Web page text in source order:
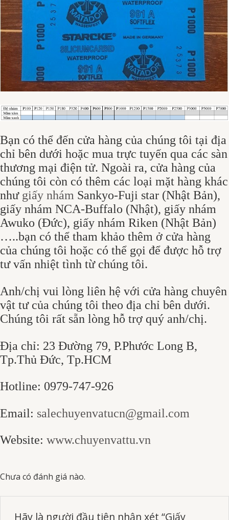
Bạn có thể đến cửa hàng của chúng tôi tại địa
chỉ bên dưới hoặc mua trực tuyến qua các sàn
thương mại điện tử. Ngoài ra, cửa hàng của
chúng tôi còn có thêm các loại mặt hàng khác
như giấy nhám Sankyo-Fuji star (Nhật Bản),
giấy nhám NCA-Buffalo (Nhật), giấy nhám
Awuko (Đức), giấy nhám Riken (Nhật Bản)
…..bạn có thể tham khảo thêm ở cửa hàng
của chúng tôi hoặc có thể gọi để được hỗ trợ
tư vấn nhiệt tình từ chúng tôi.
Anh/chị vui lòng liên hệ với cửa hàng chuyên
vật tư của chúng tôi theo địa chỉ bên dưới.
Chúng tôi rất sẵn lòng hỗ trợ quý anh/chị.
Địa chỉ: 23 Đường 79, P.Phước Long B,
Tp.Thủ Đức, Tp.HCM
Hotline: 0979-747-926
Email: salechuyenvatucn@gmail.com
Website: www.chuyenvattu.vn
Chưa có đánh giá nào.
Hãy là người đầu tiên nhận xét “Giấy